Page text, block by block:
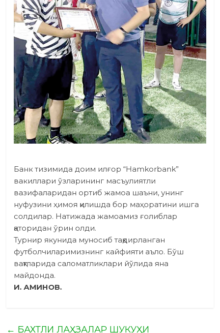
Банк тизимида доим илғор “Нamkorbank”
вакиллари ўзларининг масъулиятли
вазифаларидан ортиб жамоа шаъни, унинг
нуфузини ҳимоя қилишда бор маҳоратини ишга
солдилар. Натижада жамоамиз ғолиблар
қаторидан ўрин олди.
Турнир якунида муносиб тақдирланган
футболчиларимизнинг кайфияти аъло. Бўш
вақтларида саломатликлари йўлида яна
майдонда.
И. АМИНОВ.
← БАХТЛИ ЛАҲЗАЛАР ШУКУҲИ